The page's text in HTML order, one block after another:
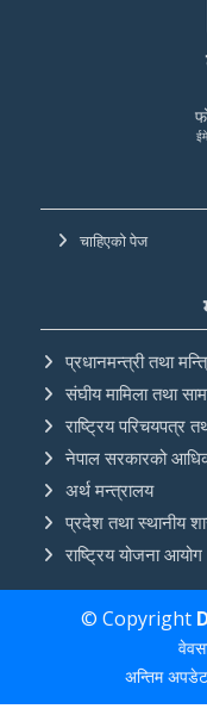
चाहिएको पेज
प्रधानमन्त्री तथा
संघीय मामिला तथा
राष्ट्रिय परिचयपत्र
नेपाल सरकारको
अर्थ मन्त्रालय
प्रदेश तथा स्थानीय
राष्ट्रिय योजना आयोग
© Copyright
अन्तिम